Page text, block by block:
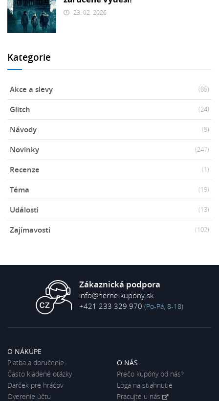
23. 02. 2026
Kategorie
Akce a slevy (85)
Glitch (24)
Návody (5)
Novinky (247)
Recenze (1)
Téma (19)
Události (13)
Zajímavosti (102)
Zákaznická podpora
info@herne-kupony.sk
+421 233 329 970 (Po-Pá, 8-18)
O NÁKUPE
Platba a doručenie
Často kladené otázky
Darček pre hráčov
Overenie účtu
O NÁS
Prečo kupóny od nás?
Loga na stiahnutie
Pracujte u nás